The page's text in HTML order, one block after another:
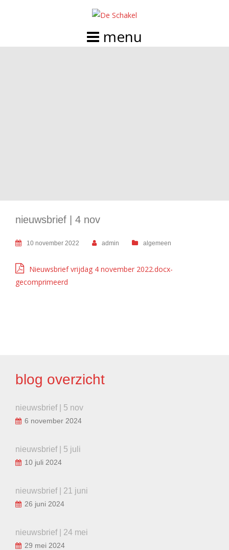
nieuwsbrief | 4 nov
10 november 2022 admin algemeen
Nieuwsbrief vrijdag 4 november 2022.docx-
gecomprimeerd
blog overzicht
nieuwsbrief | 5 nov
6 november 2024
nieuwsbrief | 5 juli
10 juli 2024
nieuwsbrief | 21 juni
26 juni 2024
nieuwsbrief | 24 mei
29 mei 2024